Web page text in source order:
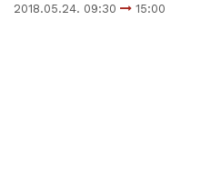
2018.05.24. 09:30 15:00